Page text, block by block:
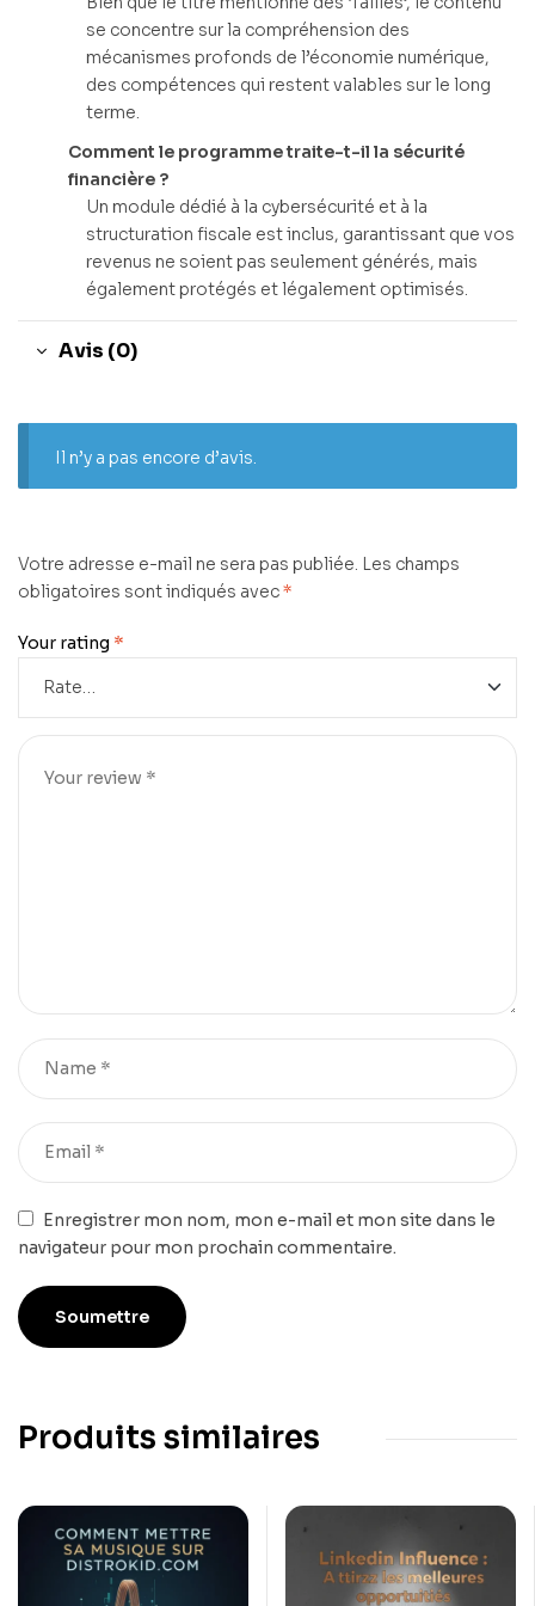
se concentre sur la compréhension des
mécanismes profonds de l’économie numérique,
des compétences qui restent valables sur le long
terme.
Comment le programme traite-t-il la sécurité
financière ?
Un module dédié à la cybersécurité et à la
structuration fiscale est inclus, garantissant que vos
revenus ne soient pas seulement générés, mais
également protégés et légalement optimisés.
Avis (0)
Il n’y a pas encore d’avis.
Votre adresse e-mail ne sera pas publiée. Les champs
obligatoires sont indiqués avec*
Your rating *
Enregistrer mon nom, mon e-mail et mon site dans le
navigateur pour mon prochain commentaire.
Produits similaires